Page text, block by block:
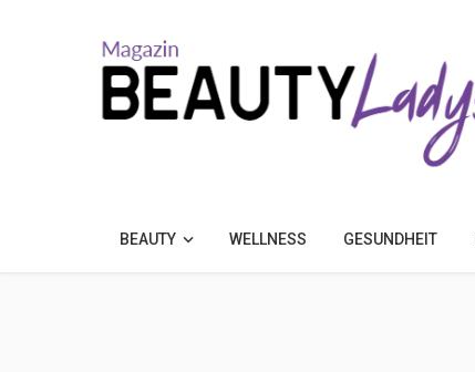
BEAUTY WELLNESS GESUNDHEIT